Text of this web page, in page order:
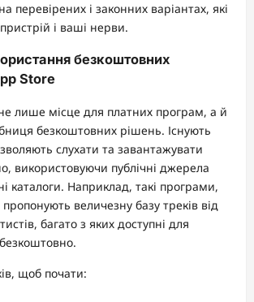
перевірених і законних варіантах, які
і ваші нерви.
безкоштовних
Store
лише місце для платних програм, а й
безкоштовних рішень. Існують
слухати та завантажувати
використовуючи публічні джерела
каталоги. Наприклад, такі програми,
величезну базу треків від
багато з яких доступні для
щоб почати: